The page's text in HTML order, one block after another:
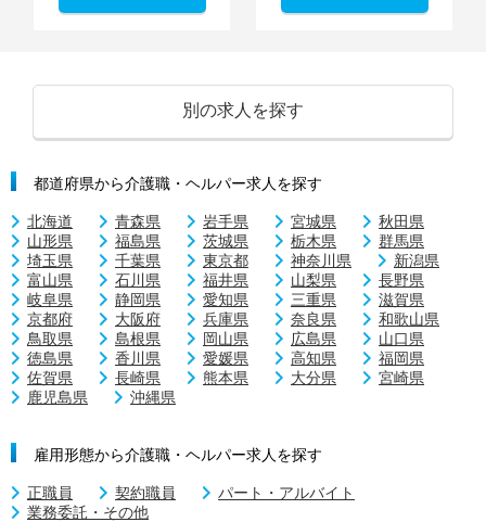
別の求人を探す
都道府県から介護職・ヘルパー求人を探す
北海道 青森県 岩手県 宮城県
秋田県
山形県
福島県 茨城県 栃木県
群馬県
埼玉県
千葉県 東京都 神奈川県
新潟県
富山県
石川県 福井県 山梨県
長野県
岐阜県
静岡県 愛知県 三重県
滋賀県
京都府
大阪府 兵庫県 奈良県
和歌山県
鳥取県
島根県 岡山県 広島県
山口県
徳島県
香川県 愛媛県 高知県
福岡県
佐賀県
長崎県 熊本県 大分県
宮崎県
鹿児島県
沖縄県
雇用形態から介護職・ヘルパー求人を探す
正職員 契約職員
パート・アルバイト
業務委託・その他